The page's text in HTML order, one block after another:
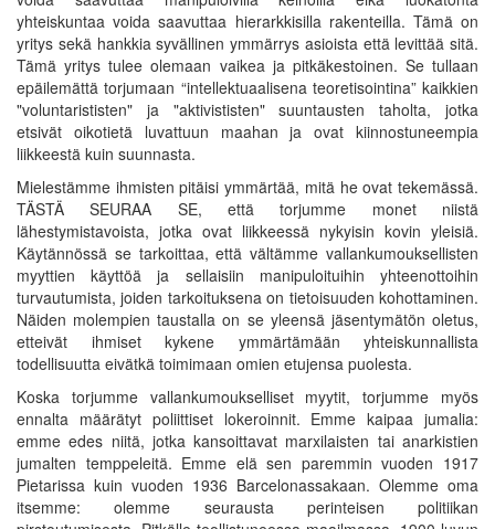
yhteiskuntaa voida saavuttaa hierarkkisilla rakenteilla. Tämä on
yritys sekä hankkia syvällinen ymmärrys asioista että levittää sitä.
Tämä yritys tulee olemaan vaikea ja pitkäkestoinen. Se tullaan
epäilemättä torjumaan “intellektuaalisena teoretisointina” kaikkien
"voluntarististen" ja "aktivististen" suuntausten taholta, jotka
etsivät oikotietä luvattuun maahan ja ovat kiinnostuneempia
liikkeestä kuin suunnasta.
Mielestämme ihmisten pitäisi ymmärtää, mitä he ovat tekemässä.
TÄSTÄ SEURAA SE, että torjumme monet niistä
lähestymistavoista, jotka ovat liikkeessä nykyisin kovin yleisiä.
Käytännössä se tarkoittaa, että vältämme vallankumouksellisten
myyttien käyttöä ja sellaisiin manipuloituihin yhteenottoihin
turvautumista, joiden tarkoituksena on tietoisuuden kohottaminen.
Näiden molempien taustalla on se yleensä jäsentymätön oletus,
etteivät ihmiset kykene ymmärtämään yhteiskunnallista
todellisuutta eivätkä toimimaan omien etujensa puolesta.
Koska torjumme vallankumoukselliset myytit, torjumme myös
ennalta määrätyt poliittiset lokeroinnit. Emme kaipaa jumalia:
emme edes niitä, jotka kansoittavat marxilaisten tai anarkistien
jumalten temppeleitä. Emme elä sen paremmin vuoden 1917
Pietarissa kuin vuoden 1936 Barcelonassakaan. Olemme oma
itsemme: olemme seurausta perinteisen politiikan